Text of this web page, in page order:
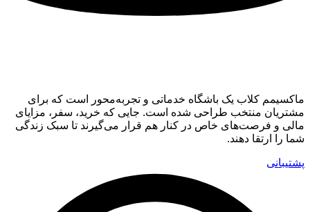
ماکسیمم کلاب یک باشگاه خدماتی و تجربه‌محور است که برای
مشتریان منتخب طراحی شده است. جایی که خرید، سفر، مزایای
مالی و فرصت‌های خاص در کنار هم قرار می‌گیرند تا سبک زندگی
شما را ارتقا دهند.
پشتیبانی